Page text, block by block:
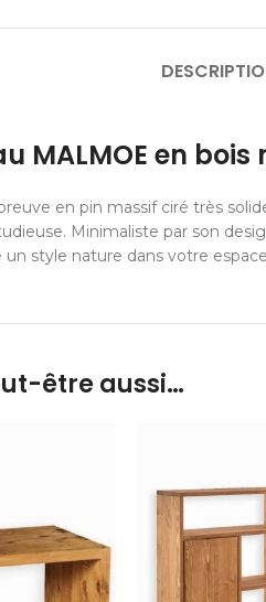
MALMOE en bois
en pin massif ciré très
Minimaliste par son
style nature dans votre
être aussi…